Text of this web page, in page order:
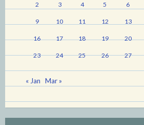
2 3 4 5 6
9 10 11 12 13
16 17 18 19 20
23 24 25 26 27
« Jan Mar »